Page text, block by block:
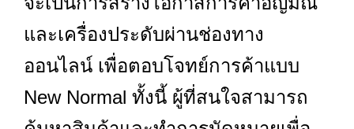
และเครื่องประดับผ่านช่องทาง
ออนไลน์ เพื่อตอบโจทย์การค้าแบบ
New Normal ทั้งนี้ ผู้ที่สนใจสามารถ